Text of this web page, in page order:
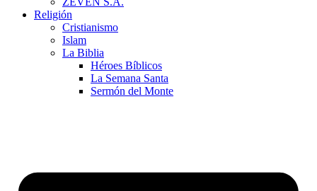
Religión
Cristianismo
Islam
La Biblia
Héroes Bíblicos
La Semana Santa
Sermón del Monte